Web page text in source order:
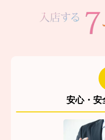
安心・安